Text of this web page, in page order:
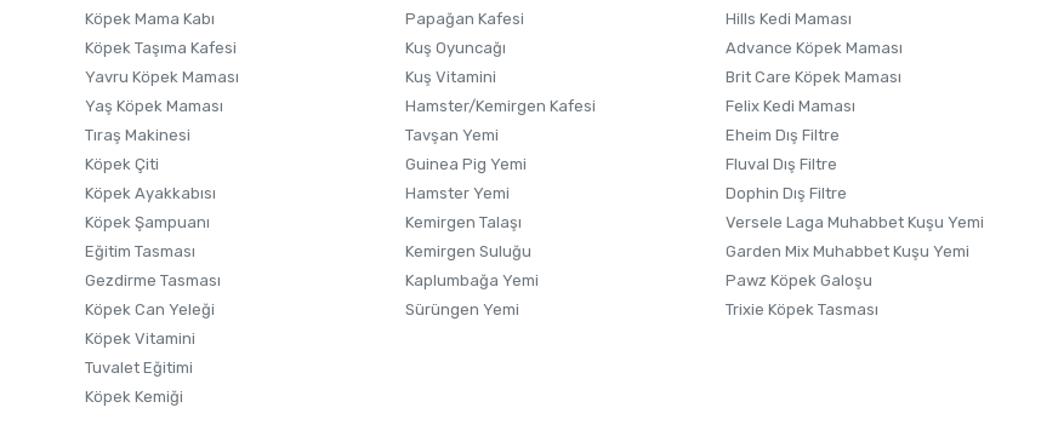
Gönder
Köpek Mama Kabı
Köpek Taşıma Kafesi
Yavru Köpek Maması
Yaş Köpek Maması
Tıraş Makinesi
Köpek Çiti
Köpek Ayakkabısı
Köpek Şampuanı
Eğitim Tasması
Gezdirme Tasması
Köpek Can Yeleği
Köpek Vitamini
Tuvalet Eğitimi
Köpek Kemiği
Papağan Kafesi
Kuş Oyuncağı
Kuş Vitamini
Hamster/Kemirgen Kafesi
Tavşan Yemi
Guinea Pig Yemi
Hamster Yemi
Kemirgen Talaşı
Kemirgen Suluğu
Kaplumbağa Yemi
Sürüngen Yemi
Hills Kedi Maması
Advance Köpek Maması
Brit Care Köpek Maması
Felix Kedi Maması
Eheim Dış Filtre
Fluval Dış Filtre
Dophin Dış Filtre
Versele Laga Muhabbet Kuşu Yemi
Garden Mix Muhabbet Kuşu Yemi
Pawz Köpek Galoşu
Trixie Köpek Tasması